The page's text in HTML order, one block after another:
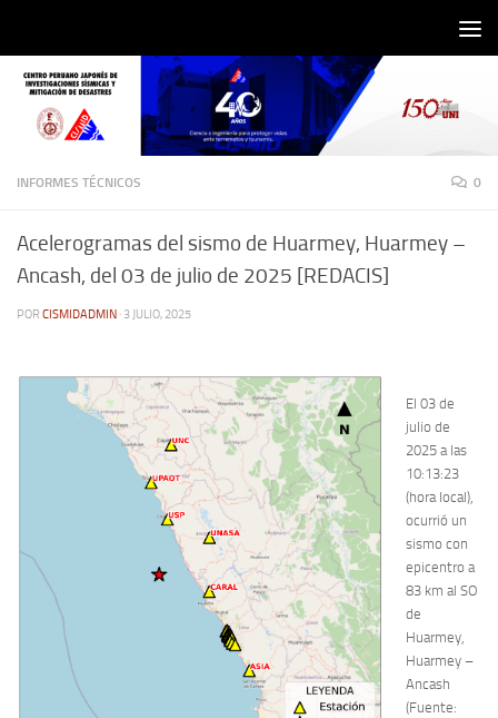
INFORMES TÉCNICOS 0
Acelerogramas del sismo de Huarmey, Huarmey –
Ancash, del 03 de julio de 2025 [REDACIS]
POR CISMIDADMIN · 3 JULIO, 2025
El 03 de
julio de
2025 a las
10:13:23
(hora local),
ocurrió un
sismo con
epicentro a
83 km al SO
de
Huarmey,
Huarmey –
Ancash
(Fuente: